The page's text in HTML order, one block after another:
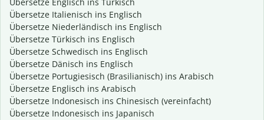
Übersetze Italienisch ins Englisch
Übersetze Niederländisch ins Englisch
Übersetze Türkisch ins Englisch
Übersetze Schwedisch ins Englisch
Übersetze Dänisch ins Englisch
Übersetze Portugiesisch (Brasilianisch) ins Arabisch
Übersetze Englisch ins Arabisch
Übersetze Indonesisch ins Chinesisch (vereinfacht)
Übersetze Indonesisch ins Japanisch